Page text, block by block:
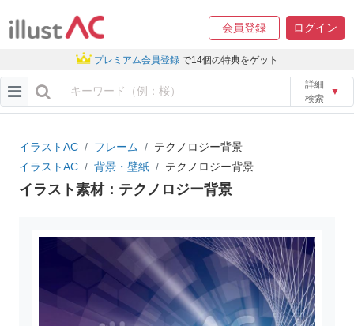
会員登録 ログイン
プレミアム会員登録 で14個の特典をゲット
詳細
検索
▼
イラストAC フレーム
テクノロジー背景
イラストAC
背景・壁紙 テクノロジー背景
イラスト素材：テクノロジー背景